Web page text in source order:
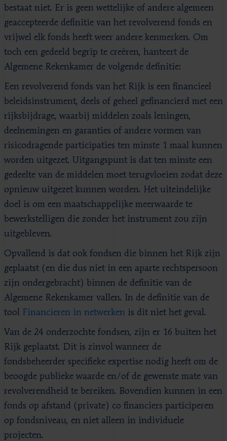
bestaat niet. Er is geen wettelijke of andere algemeen
geaccepteerde definitie van het revolverend fonds en
vrijwel elk fonds heeft weer andere kenmerken. Om
toch een gedeeld begrip te creëren, hanteert de
Algemene Rekenkamer de volgende definitie:
Een revolverend fonds van het Rijk is een financieel
beleidsinstrument, deels of geheel gefinancierd met een
rijksbijdrage, waarbij middelen zoals leningen,
deelnemingen en garanties of andere vormen van
risicodragende participaties ten minste 1 maal kunnen
worden uitgezet. Uitgangspunt is dat ten minste een
gedeelte van de middelen moet terugvloeien zodat deze
opnieuw uitgezet kunnen worden. Het uiteindelijke
doel is om een maatschappelijke meerwaarde te
bewerkstelligen die zonder het instrument zou zijn
uitgebleven.
Opvallend is dat ook fondsen die binnen het Rijk zijn
geplaatst (en die dus niet in een aparte rechtspersoon
zijn ondergebracht) binnen de definitie van de
Algemene Rekenkamer vallen. In de definitie van de
tool Financieren in netwerken is dit niet het geval.
Van de 24 onderzochte fondsen, zijn er 16 buiten het
Rijk geplaatst. Dit is zinvol wanneer de
fondsbeheerder specifieke expertise nodig heeft om de
beoogde publieke waarde en/of de gewenste mate van
revolverendheid te bereiken. Bovendien kunnen in een
fonds op afstand (private) co financiers participeren
op fondsniveau, en niet alleen in individuele
projecten.